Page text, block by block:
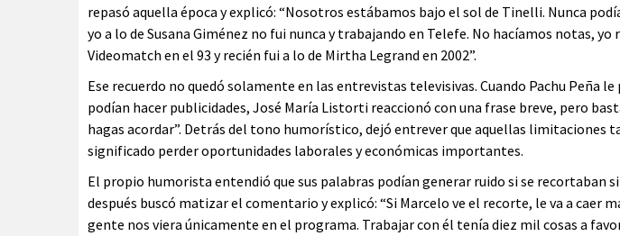
repasó aquella época y explicó: “Nosotros estábamos bajo el sol de Tinelli. Nunca
yo a lo de Susana Giménez no fui nunca y trabajando en Telefe. No hacíamos notas, yo
Videomatch en el 93 y recién fui a lo de Mirtha Legrand en 2002”.
Ese recuerdo no quedó solamente en las entrevistas televisivas. Cuando Pachu Peña
podían hacer publicidades, José María Listorti reaccionó con una frase breve, pero
hagas acordar”. Detrás del tono humorístico, dejó entrever que aquellas limitaciones
significado perder oportunidades laborales y económicas importantes.
El propio humorista entendió que sus palabras podían generar ruido si se recortaban
después buscó matizar el comentario y explicó: “Si Marcelo ve el recorte, le va a caer
gente nos viera únicamente en el programa. Trabajar con él tenía diez mil cosas a